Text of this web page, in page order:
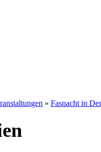
» Fasnacht in